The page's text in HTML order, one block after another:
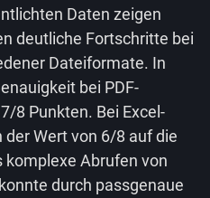
Daten zeigen
deutliche Fortschritte bei
Dateiformate. In
bei PDF-
8 Punkten. Bei Excel-
Wert von 6/8 auf die
komplexe Abrufen von
durch passgenaue